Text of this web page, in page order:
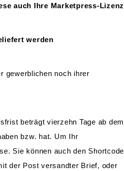
auch Ihre Marketpress-Lizenz
werden
gewerblichen noch ihrer
beträgt vierzehn Tage ab dem
bzw. hat. Um Ihr
Sie können auch den Shortcode
der Post versandter Brief, oder